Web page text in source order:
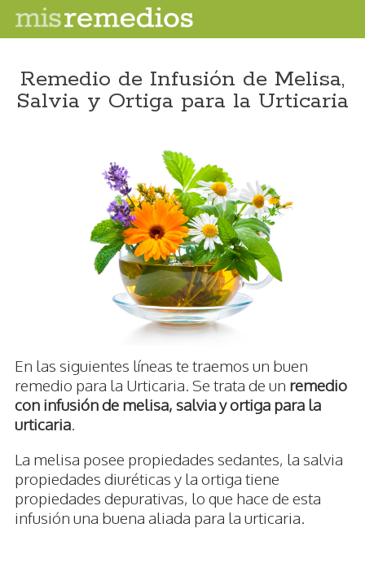
Remedio de Infusión de Melisa,
Salvia y Ortiga para la Urticaria
En las siguientes líneas te traemos un buen
remedio para la Urticaria. Se trata de un remedio
con infusión de melisa, salvia y ortiga para la
urticaria
La melisa posee propiedades sedantes, la salvia
propiedades diuréticas y la ortiga tiene
propiedades depurativas, lo que hace de esta
infusión una buena aliada para la urticaria.